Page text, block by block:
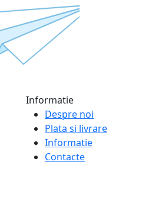
Informatie
Despre noi
Plata si livrare
Informatie
Contacte